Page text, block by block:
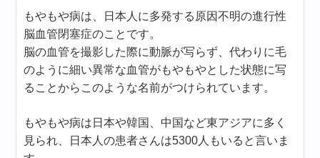
もやもや病は、日本人に多発する原因不明の進行性
脳血管閉塞症のことです。
脳の血管を撮影した際に動脈が写らず、代わりに毛
のように細い異常な血管がもやもやとした状態に写
ることからこのような名前がつけられています。
もやもや病は日本や韓国、中国など東アジアに多く
見られ、日本人の患者さんは5300人もいると言いま